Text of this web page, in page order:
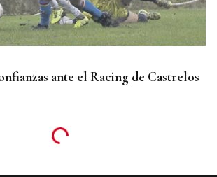
ante el Racing de Castrelos